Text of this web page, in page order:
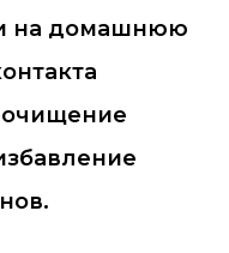
на домашнюю
очищение